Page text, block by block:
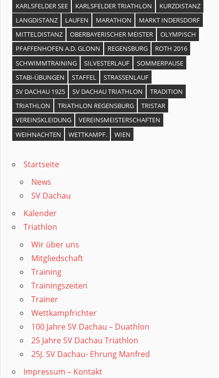
KARLSFELDER SEE
KARLSFELDER TRIATHLON
KURZDISTANZ
LANGDISTANZ
LAUFEN MARATHON
MARKT INDERSDORF
MITTELDISTANZ
OBERBAYERISCHER MEISTER
OLYMPISCH
PFAFFENHOFEN A.D. GLONN
REGENSBURG
ROTH 2016
SCHWIMMTRAINING
SILVESTERLAUF
SOMMERPAUSE
STABI-ÜBUNGEN
STAFFEL
STRASSENLAUF
SV DACHAU 1925
SV DACHAU TRIATHLON
TRADITION
TRIATHLON
TRIATHLON REGENSBURG
TRISTAR
VEREINSKLEIDUNG
VEREINSMEISTERSCHAFTEN
WEIHNACHTEN
WETTKAMPF. WIEN
Startseite
News
SV Dachau
Kalender
Triathlon
Wir über uns
Mitgliedschaft
Training
Trainingszeiten
Trainer
Wettkampfrichter
100 Jahre SV Dachau – Duathlon
25 Jahre SV Dachau Triathlon
25J. SV Dachau- Ehrung Manfred
Impressum – Kontakt